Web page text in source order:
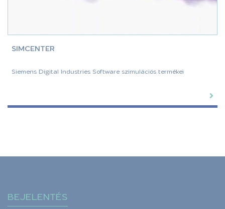
SIMCENTER
Siemens Digital Industries Software szimulációs termékei
BEJELENTÉS